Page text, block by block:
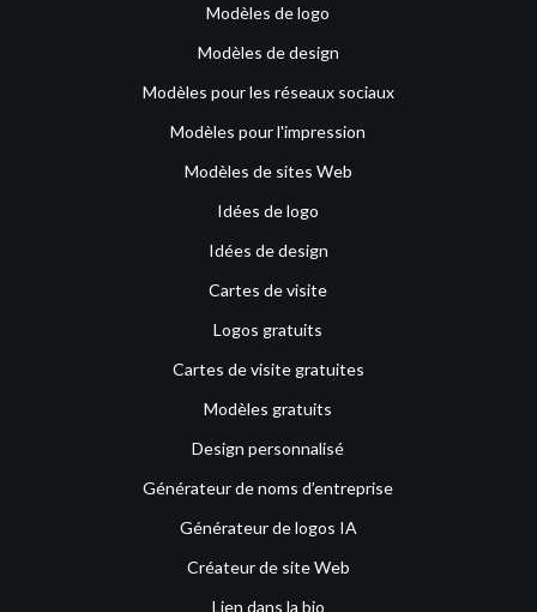
Modèles de logo
Modèles de design
Modèles pour les réseaux sociaux
Modèles pour l'impression
Modèles de sites Web
Idées de logo
Idées de design
Cartes de visite
Logos gratuits
Cartes de visite gratuites
Modèles gratuits
Design personnalisé
Générateur de noms d’entreprise
Générateur de logos IA
Créateur de site Web
Lien dans la bio